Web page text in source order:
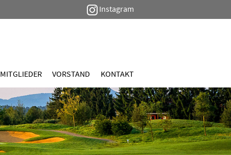
Instagram
MITGLIEDER VORSTAND KONTAKT